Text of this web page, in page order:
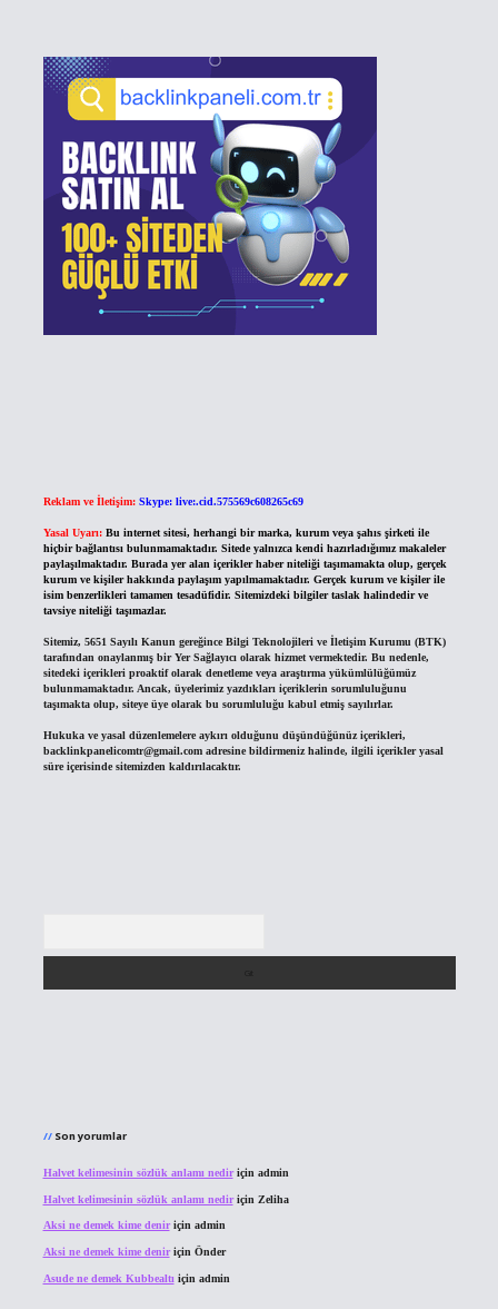
Reklam ve İletişim: Skype: live:.cid.575569c608265c69
Yasal Uyarı: Bu internet sitesi, herhangi bir marka, kurum veya şahıs şirketi ile
hiçbir bağlantısı bulunmamaktadır. Sitede yalnızca kendi hazırladığımız makaleler
paylaşılmaktadır. Burada yer alan içerikler haber niteliği taşımamakta olup, gerçek
kurum ve kişiler hakkında paylaşım yapılmamaktadır. Gerçek kurum ve kişiler ile
isim benzerlikleri tamamen tesadüfidir. Sitemizdeki bilgiler taslak halindedir ve
tavsiye niteliği taşımazlar.
Sitemiz, 5651 Sayılı Kanun gereğince Bilgi Teknolojileri ve İletişim Kurumu (BTK)
tarafından onaylanmış bir Yer Sağlayıcı olarak hizmet vermektedir. Bu nedenle,
sitedeki içerikleri proaktif olarak denetleme veya araştırma yükümlülüğümüz
bulunmamaktadır. Ancak, üyelerimiz yazdıkları içeriklerin sorumluluğunu
taşımakta olup, siteye üye olarak bu sorumluluğu kabul etmiş sayılırlar.
Hukuka ve yasal düzenlemelere aykırı olduğunu düşündüğünüz içerikleri,
backlinkpanelicomtr@gmail.comadresine bildirmeniz halinde, ilgili içerikler yasal
süre içerisinde sitemizden kaldırılacaktır.
Son yorumlar
Halvet kelimesinin sözlük anlamı nediriçin admin
Halvet kelimesinin sözlük anlamı nediriçin Zeliha
Aksi ne demek kime deniriçin admin
Aksi ne demek kime deniriçin Önder
Asude ne demek Kubbealtı için admin